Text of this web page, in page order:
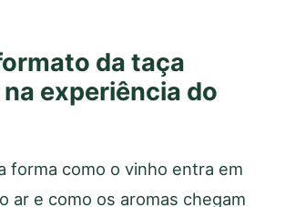
da taça
experiência do
forma como o vinho entra em
ar e como os aromas chegam